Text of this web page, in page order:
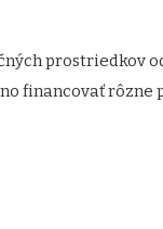
prostriedkov
financovať rôzne